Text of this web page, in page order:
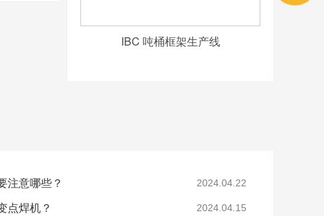
IBC 吨桶框架生产线
意哪些？ 2024.04.22
机？ 2024.04.15